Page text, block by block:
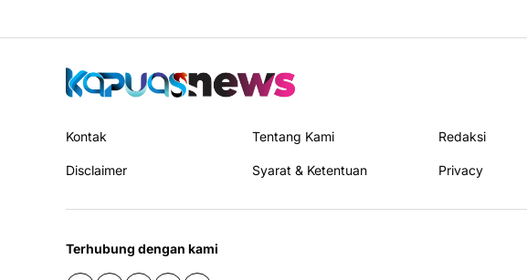
Kontak Tentang Kami Redaksi
Disclaimer Syarat & Ketentuan Privacy
Terhubung dengan kami